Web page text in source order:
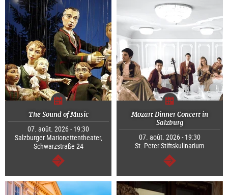
The Sound of Music
07. août. 2026 - 19:30
Salzburger Marionettentheater,
Schwarzstraße 24
Continuer
Mozart Dinner Concert in
Salzburg
07. août. 2026 - 19:30
St. Peter Stiftskulinarium
Continuer